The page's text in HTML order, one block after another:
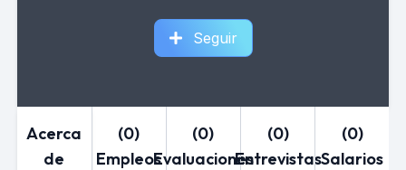
Seguir
Acerca
de
(0)
Empleos
(0)
Evaluaciones
(0)
Entrevistas
(0)
Salarios